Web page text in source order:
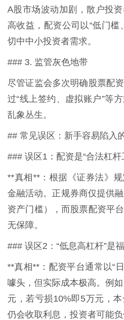
A股市场波动加剧，散户投
高收益，配资公司以“低门槛
切中中小投资者需求。
### 3. 监管灰色地带
尽管证监会多次明确股票配
过“线上签约、虚拟账户”等
乱象丛生。
## 常见误区：新手容易陷入
### 误区1：配资是“合法杠杆
**真相**：根据《证券法》
金融活动。正规券商仅提供
资产门槛），而股票配资平
无保障。
### 误区2：“低息高杠杆”是
**真相**：配资平台通常以“
噱头，但实际成本极高。例
元，若亏损10%即5万元，
仍会收取利息，投资者可能负